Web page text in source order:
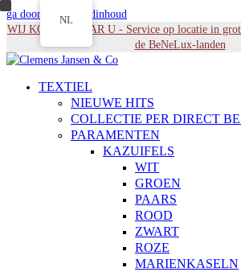
ga door naar Hoofdinhoud
WIJ KOMEN NAAR U - Service op locatie in
de BeNeLux-landen
TEXTIEL
NIEUWE HITS
COLLECTIE PER DIRECT
PARAMENTEN
KAZUIFELS
WIT
GROEN
PAARS
ROOD
ZWART
ROZE
MARIENKASELN
NL